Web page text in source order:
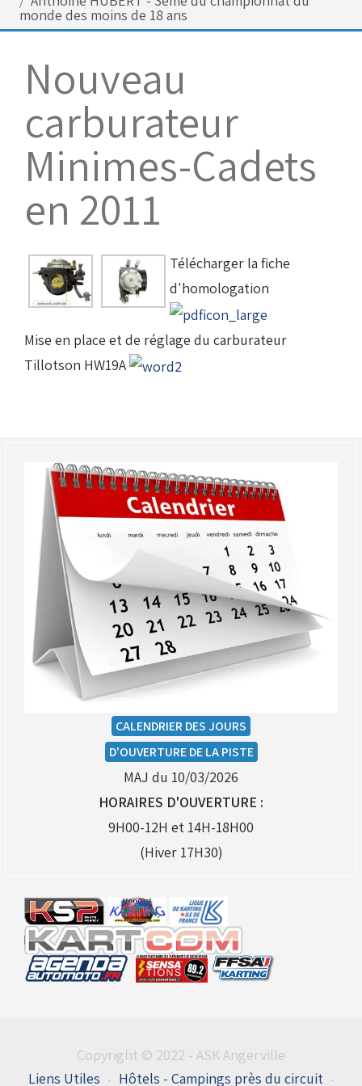
monde des moins de 18 ans
CALENDRIER DES JOURS
D'OUVERTURE DE LA PISTE
MAJ du 10/03/2026
HORAIRES D'OUVERTURE :
9H00-12H et 14H-18H00
(Hiver 17H30)
Nouveau
carburateur
Minimes-Cadets
en 2011
Télécharger la fiche
d'homologation
Mise en place et de réglage du carburateur
Tillotson HW19A
Copyright © 2022 - ASK Angerville
Liens Utiles
Hôtels - Campings près du circuit
Bénévoles
Les 50 ans du club
Dons aux associations
Virage par Virage
Vue aérienne
Chronos et Rapports
Horaires d'ouverture